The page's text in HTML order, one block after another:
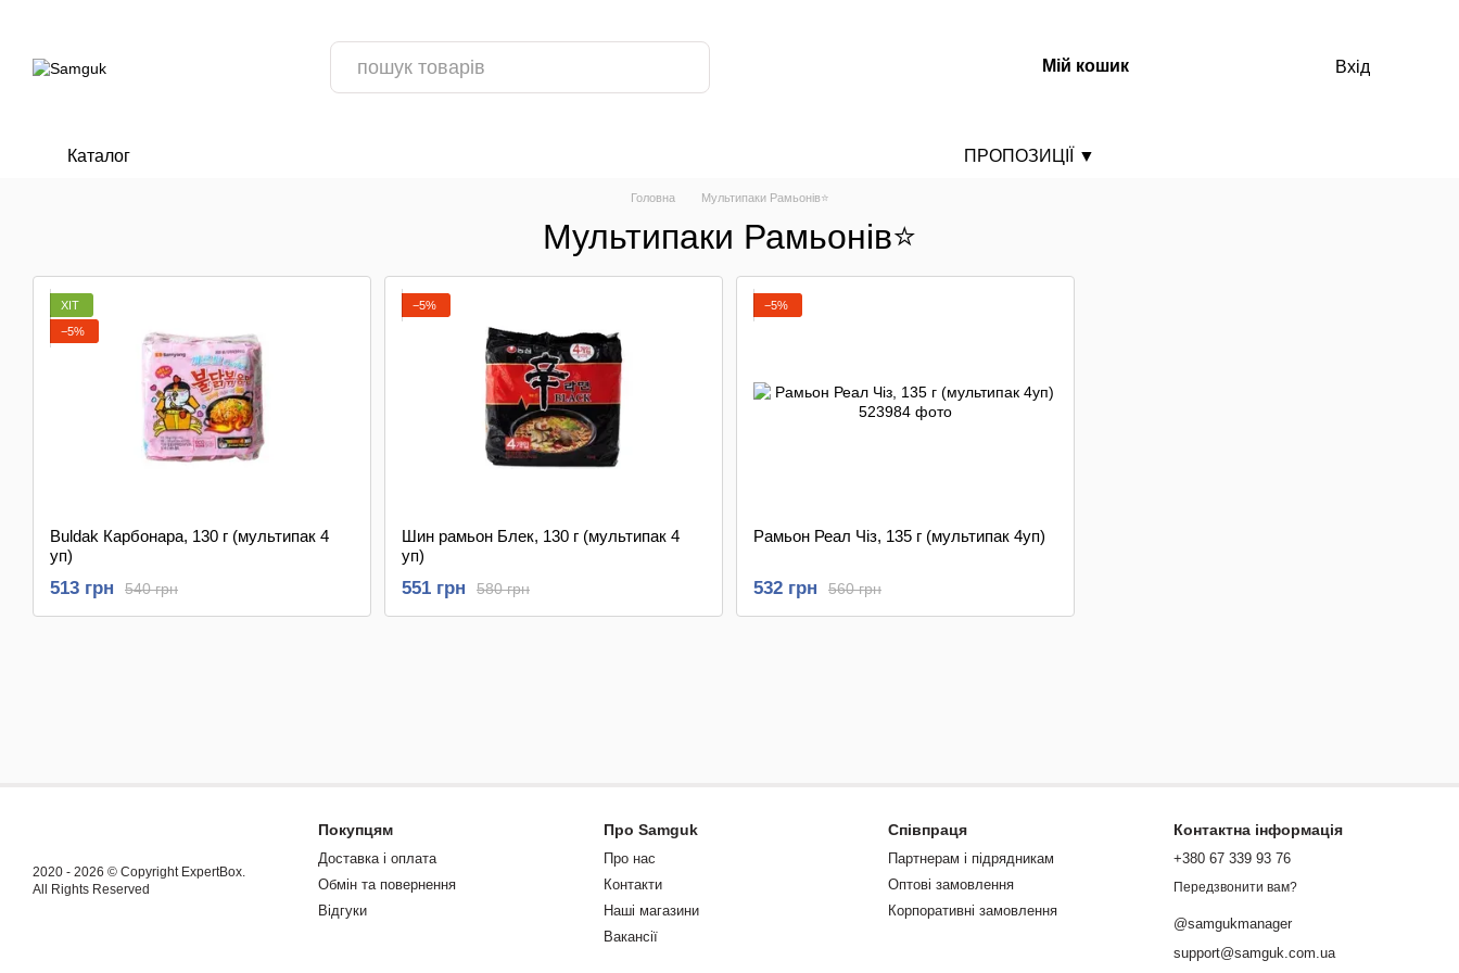
Мій кошик Вхід
Каталог
МОЛОКО BINGGRAE🧃
ПРОПОЗИЦІЇ
▼
ВІДГУКИ ПРО МАГАЗИН
Головна Мультипаки Рамьонів⭐
Мультипаки Рамьонів⭐
ХІТ
−5%
Buldak Карбонара, 130 г (мультипак 4
уп)
540 грн
513 грн
−5%
Шин рамьон Блек, 130 г (мультипак 4
уп)
580 грн
551 грн
−5%
Рамьон Реал Чіз, 135 г (мультипак 4уп)
560 грн
532 грн
2020 - 2026 © Copyright ExpertBox.
All Rights Reserved
Покупцям
Доставка і оплата
Обмін та повернення
Відгуки
Про Samguk
Про нас
Контакти
Наші магазини
Вакансії
Співпраця
Партнерам і підрядникам
Оптові замовлення
Корпоративні замовлення
Контактна інформація
+380 67 339 93 76
Передзвонити вам?
@samgukmanager
support@samguk.com.ua